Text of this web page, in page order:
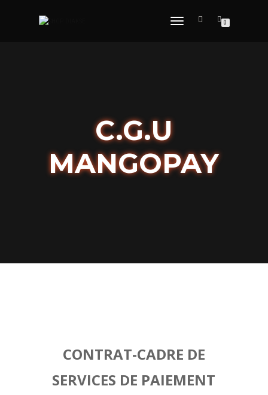
DÉPLIER
0
C.G.U
MANGOPAY
CONTRAT-CADRE DE
SERVICES DE PAIEMENT